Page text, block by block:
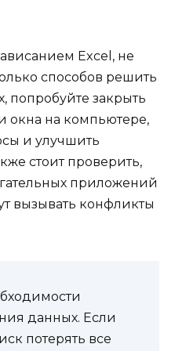
Excel, не
способов решить
попробуйте закрыть
окна на компьютере,
и улучшить
стоит проверить,
приложений
вызывать конфликты
данных. Если
потерять все